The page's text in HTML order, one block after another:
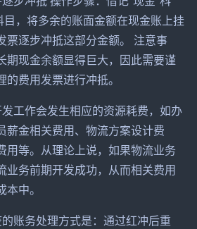
目，将多余的账面金额在现金账上挂
票逐步冲抵这部分金额。 注意事
期现金余额显得巨大，因此需要谨
费用发票进行冲抵。
工作会发生相应的资源耗费，如办
薪金相关费用、物流方案设计费
用等。从理论上说，如果物流业务
业务前期开发成功，从而相关费用
中。
账务处理方式是：通过红冲后重